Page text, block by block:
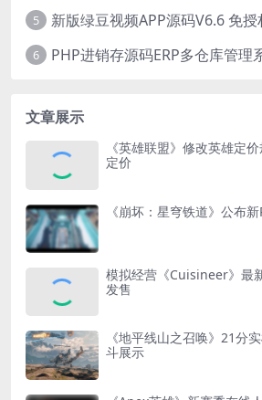
5 新版绿豆视频APP源码V6.6 免授
6
文章展示
《英雄联盟》修改英雄定
定价
《崩坏：星穹铁道》公布
模拟经营《Cuisineer》最
发售
《地平线山之召唤》21分
斗展示